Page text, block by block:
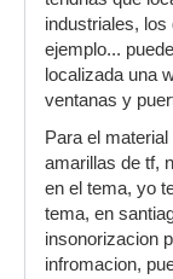
industriales,
ejemplo...
localizada una
ventanas y
Para el
amarillas de tf,
en el tema, yo
tema, en
insonorizacion
infromacion,